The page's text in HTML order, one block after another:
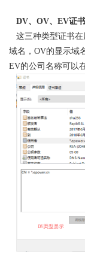
DV、OV、EV证
这三种类型证书
域名，OV的显示域
EV的公司名称可以